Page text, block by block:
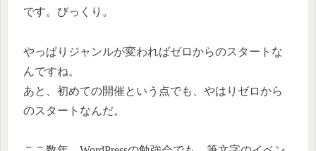
です。びっくり。
やっぱりジャンルが変わればゼロからのスタートな
んですね。
あと、初めての開催という点でも、やはりゼロから
のスタートなんだ。